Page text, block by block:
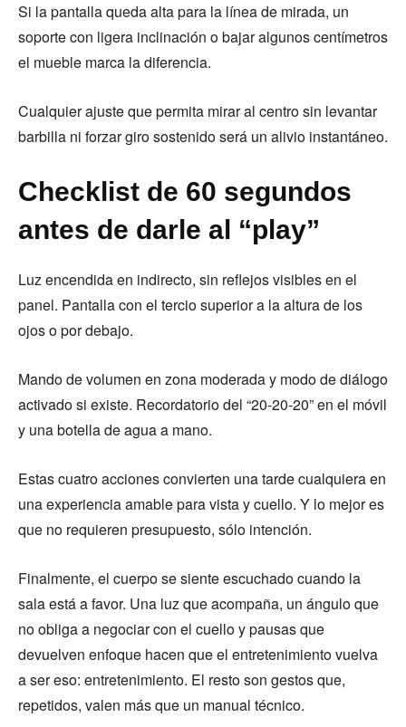
Si la pantalla queda alta para la línea de mirada, un
soporte con ligera inclinación o bajar algunos centímetros
el mueble marca la diferencia.
Cualquier ajuste que permita mirar al centro sin levantar
barbilla ni forzar giro sostenido será un alivio instantáneo.
Checklist de 60 segundos
antes de darle al “play”
Luz encendida en indirecto, sin reflejos visibles en el
panel. Pantalla con el tercio superior a la altura de los
ojos o por debajo.
Mando de volumen en zona moderada y modo de diálogo
activado si existe. Recordatorio del “20-20-20” en el móvil
y una botella de agua a mano.
Estas cuatro acciones convierten una tarde cualquiera en
una experiencia amable para vista y cuello. Y lo mejor es
que no requieren presupuesto, sólo intención.
Finalmente, el cuerpo se siente escuchado cuando la
sala está a favor. Una luz que acompaña, un ángulo que
no obliga a negociar con el cuello y pausas que
devuelven enfoque hacen que el entretenimiento vuelva
a ser eso: entretenimiento. El resto son gestos que,
repetidos, valen más que un manual técnico.